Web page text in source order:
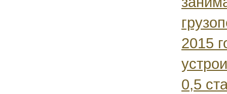
2015
0,5